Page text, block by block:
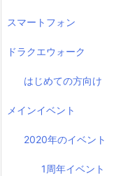
スマートフォン
ドラクエウォーク
はじめての方向け
メインイベント
2020年のイベント
1周年イベント